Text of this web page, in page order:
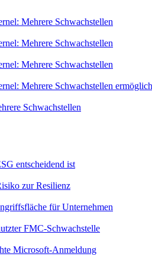
Mehrere Schwachstellen
Mehrere Schwachstellen
Mehrere Schwachstellen
Mehrere Schwachstellen
Schwachstellen
entscheidend ist
zur Resilienz
für Unternehmen
FMC-Schwachstelle
Microsoft-Anmeldung